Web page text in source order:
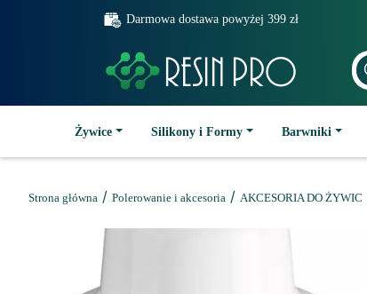
Darmowa dostawa powyżej 399 zł
Żywice Silikony i Formy Barwniki
Strona główna / Polerowanie i akcesoria / AKCESORIA DO ŻYWIC